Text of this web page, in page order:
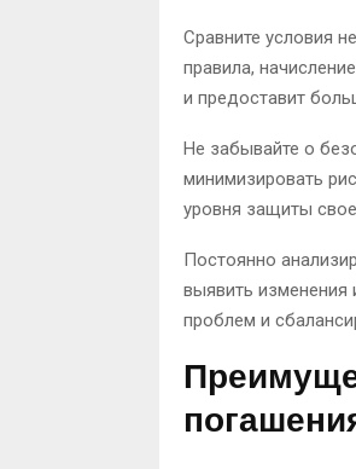
Сравните условия
правила,
и предоставит
Не забывайте о
минимизировать
уровня защиты
Постоянно
выявить изменения
проблем и